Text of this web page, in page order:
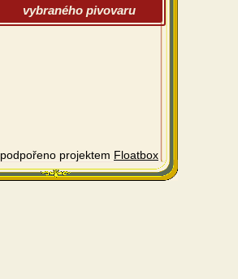
vybraného pivovaru
podpořeno projektem Floatbox